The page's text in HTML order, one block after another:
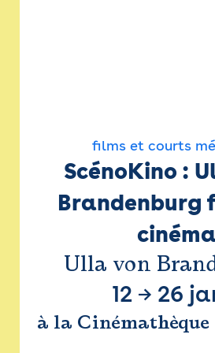
films et courts
ScénoKino :
Brandenburg
Ulla von
12 → 26
à la Cinémathèque